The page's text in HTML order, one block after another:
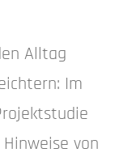
Alltag
Im
von